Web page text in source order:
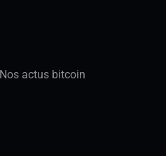
Nos actus bitcoin